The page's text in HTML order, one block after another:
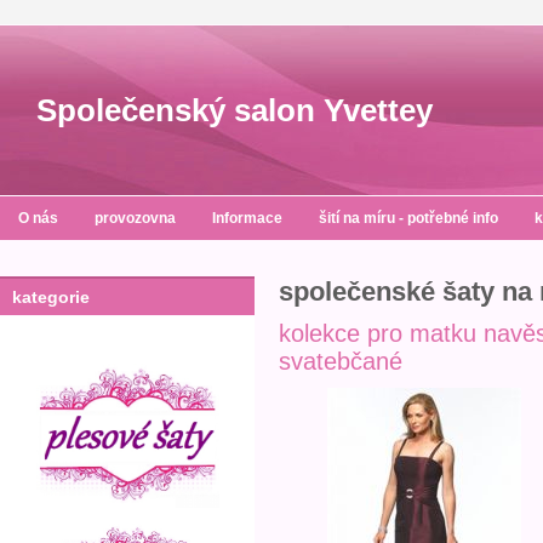
Společenský salon Yvettey
O nás provozovna Informace šití na míru - potřebné info
kategorie společenské šaty na
kolekce pro matku
svatebčané